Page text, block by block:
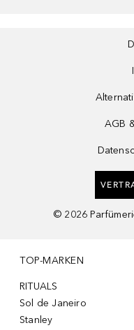
AGB
© 2026
TOP-MARKEN
RITUALS
Sol de Janeiro
Stanley